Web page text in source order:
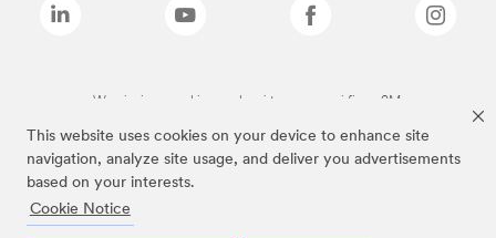
This website uses cookies on your device to enhance site
navigation, analyze site usage, and deliver you advertisements
based on your interests.
Cookie Notice
Wymienione marki są znakami towarowymi firmy 3M.